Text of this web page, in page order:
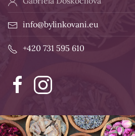
info@bylinkovani.eu
+420 731 595 610